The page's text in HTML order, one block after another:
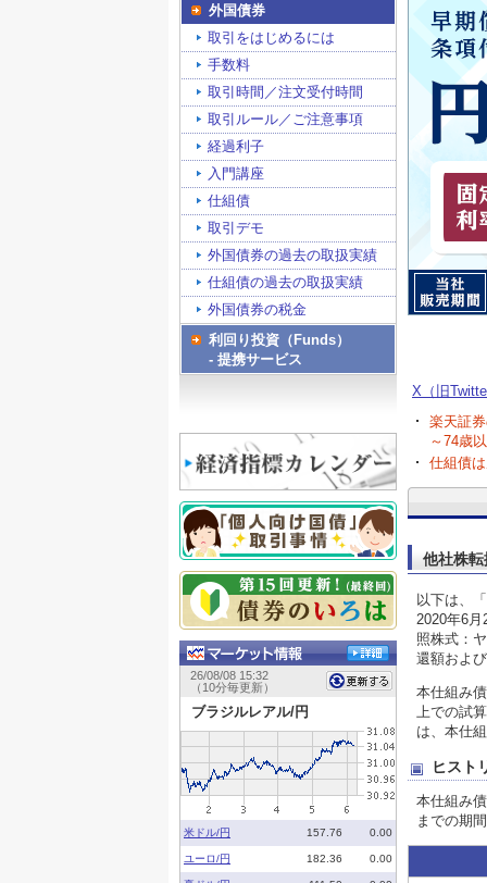
X（旧
楽天証
～74歳
仕組債
他社株
以下は、
2020年6
照株式：
還額およ
本仕組み
上での試
は、本仕
ヒスト
本仕組み
までの期
外国債券
取引をはじめるには
手数料
取引時間／注文受付時間
取引ルール／ご注意事項
経過利子
入門講座
仕組債
取引デモ
外国債券の過去の取扱実績
仕組債の過去の取扱実績
外国債券の税金
利回り投資（Funds）
- 提携サービス